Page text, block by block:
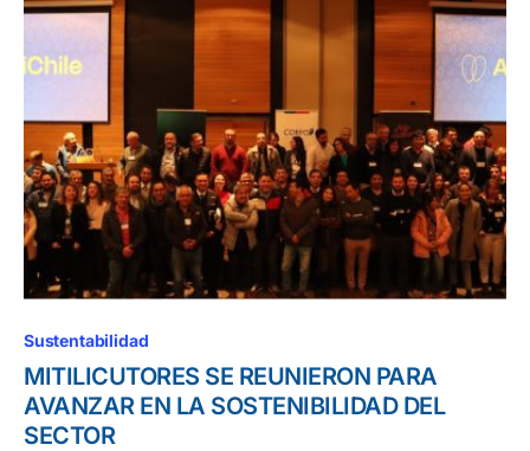
Sustentabilidad
MITILICUTORES SE REUNIERON PARA
AVANZAR EN LA SOSTENIBILIDAD DEL
SECTOR